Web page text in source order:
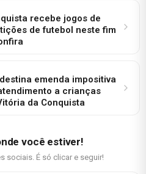
recebe jogos de
de futebol neste fim
emenda impositiva
a crianças
da Conquista
você estiver!
sociais. É só clicar e seguir!